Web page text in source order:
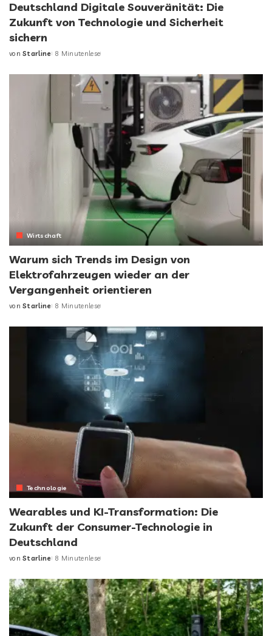
Deutschland Digitale Souveränität: Die
Zukunft von Technologie und Sicherheit
sichern
von Starline 8 Minutenlese
Wirtschaft
Warum sich Trends im Design von
Elektrofahrzeugen wieder an der
Vergangenheit orientieren
von Starline 8 Minutenlese
Technologie
Wearables und KI-Transformation: Die
Zukunft der Consumer-Technologie in
Deutschland
von Starline 8 Minutenlese